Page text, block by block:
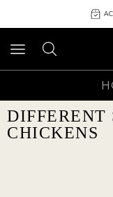
DIFFERENT
CHICKENS